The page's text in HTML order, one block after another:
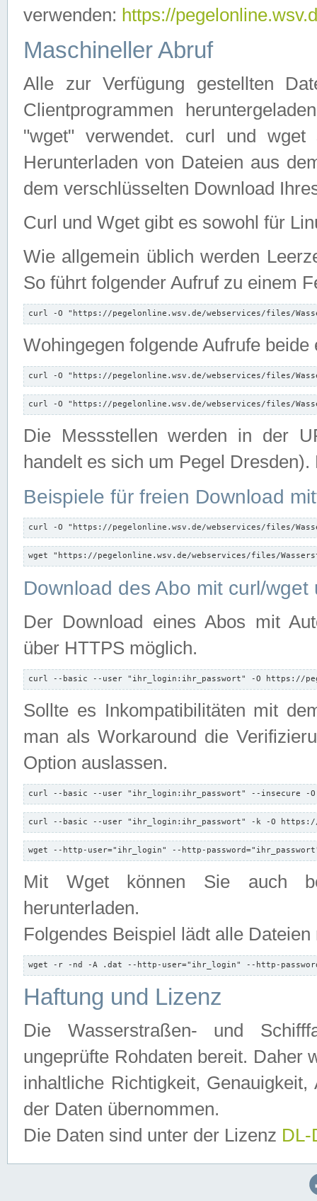
verwenden: https://
Maschineller Abruf
Alle zur Verfügung gestellten
Clientprogrammen
"wget" verwendet. curl und wget
Herunterladen von Dateien aus
dem verschlüsselten Download
Curl und Wget gibt es sowohl für
Wie allgemein üblich werden
So führt folgender Aufruf zu einem
curl -O "https://pegelonline.wsv.de/webservices/files/
Wohingegen folgende Aufrufe beide
curl -O "https://pegelonline.wsv.de/webservices/files/
curl -O "https://pegelonline.wsv.de/webservices/files/
Die Messstellen werden in der
handelt es sich um Pegel
Beispiele für freien Download
curl -O "https://pegelonline.wsv.de/webservices/files/
wget "https://pegelonline.wsv.de/webservices/files/
Download des Abo mit curl/
Der Download eines Abos mit
über HTTPS möglich.
curl --basic --user "ihr_login:ihr_passwort" -O https://
Sollte es Inkompatibilitäten mit
man als Workaround die
Option auslassen.
curl --basic --user "ihr_login:ihr_passwort" --insecure -
curl --basic --user "ihr_login:ihr_passwort" -k -O
wget --http-user="ihr_login" --http-
Mit Wget können Sie auch
herunterladen.
Folgendes Beispiel lädt alle
wget -r -nd -A .dat --http-user="ihr_login" --http-
Haftung und Lizenz
Die Wasserstraßen- und
ungeprüfte Rohdaten bereit. Daher
inhaltliche Richtigkeit,
der Daten übernommen.
Die Daten sind unter der Lizenz